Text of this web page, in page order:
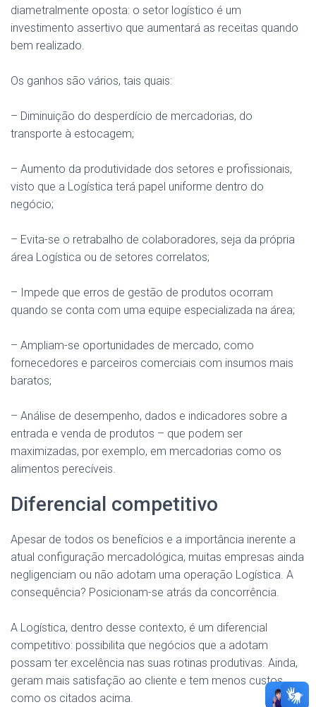
diametralmente oposta: o setor logístico é um
investimento assertivo que aumentará as receitas quando
bem realizado.
Os ganhos são vários, tais quais:
– Diminuição do desperdício de mercadorias, do
transporte à estocagem;
– Aumento da produtividade dos setores e profissionais,
visto que a Logística terá papel uniforme dentro do
negócio;
– Evita-se o retrabalho de colaboradores, seja da própria
área Logística ou de setores correlatos;
– Impede que erros de gestão de produtos ocorram
quando se conta com uma equipe especializada na área;
– Ampliam-se oportunidades de mercado, como
fornecedores e parceiros comerciais com insumos mais
baratos;
– Análise de desempenho, dados e indicadores sobre a
entrada e venda de produtos – que podem ser
maximizadas, por exemplo, em mercadorias como os
alimentos perecíveis.
Diferencial competitivo
Apesar de todos os benefícios e a importância inerente a
atual configuração mercadológica, muitas empresas ainda
negligenciam ou não adotam uma operação Logística. A
consequência? Posicionam-se atrás da concorrência.
A Logística, dentro desse contexto, é um diferencial
competitivo: possibilita que negócios que a adotam
possam ter excelência nas suas rotinas produtivas. Ainda,
geram mais satisfação ao cliente e tem menos custos,
como os citados acima.